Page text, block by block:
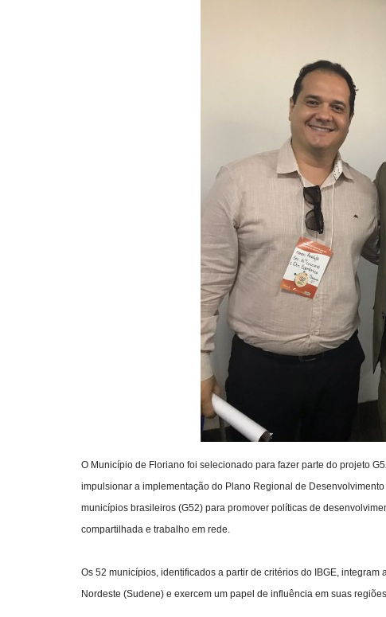
O Município de Floriano foi selecionado para fazer parte do projeto
impulsionar a implementação do Plano Regional de
municípios brasileiros (G52) para promover políticas de
compartilhada e trabalho em rede.
Os 52 municípios, identificados a partir de critérios do IBGE,
Nordeste (Sudene) e exercem um papel de influência em suas regiões.